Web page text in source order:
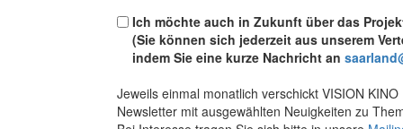
Ich möchte auch in Zukunft über das
(Sie können sich jederzeit aus unserem
indem Sie eine kurze Nachricht an
Jeweils einmal monatlich verschickt VISION
Newsletter mit ausgewählten Neuigkeiten zu